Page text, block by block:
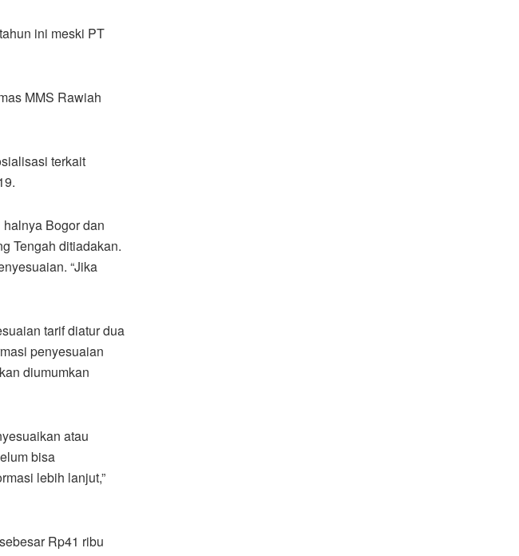
ini meski PT
MMS Rawiah
terkait
Bogor dan
Tengah ditiadakan.
“Jika
tarif diatur dua
penyesuaian
diumumkan
atau
bisa
lebih lanjut,”
Rp41 ribu